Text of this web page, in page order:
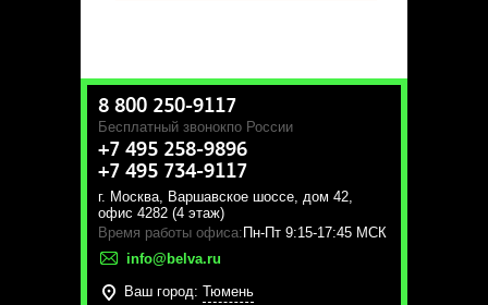
8 800 250-9117
Бесплатный звонокпо России
+7 495 258-9896
+7 495 734-9117
г. Москва, Варшавское шоссе, дом 42,
офис 4282 (4 этаж)
Время работы офиса: Пн-Пт 9:15-17:45 МСК
info@belva.ru
Ваш город: Тюмень